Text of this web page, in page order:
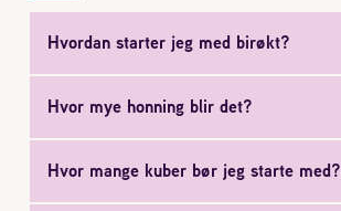
Biene svermer
Reaksjon på bistikk
Om Norges Birøkterlag
Hvordan starter jeg med birøkt?
Hvor mye honning blir det?
Hvor mange kuber bør jeg starte med?